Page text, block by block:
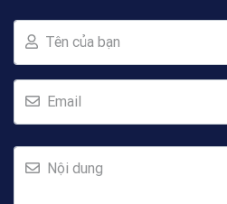
Tên của bạn
Email
Nội dung